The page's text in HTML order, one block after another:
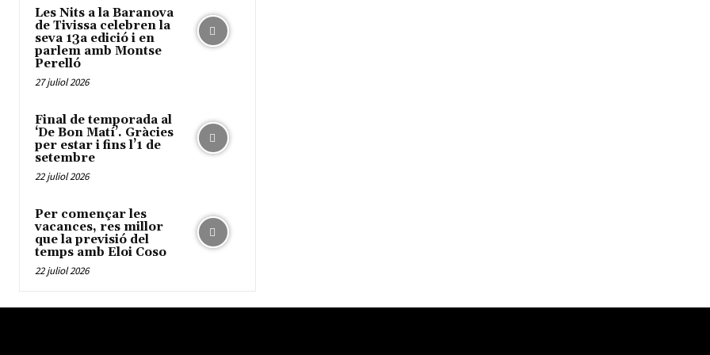
Les Nits a la Baranova
de Tivissa celebren la
seva 13a edició i en
parlem amb Montse
Perelló
27 juliol 2026
Final de temporada al
‘De Bon Matí’. Gràcies
per estar i fins l’1 de
setembre
22 juliol 2026
Per començar les
vacances, res millor
que la previsió del
temps amb Eloi Coso
22 juliol 2026